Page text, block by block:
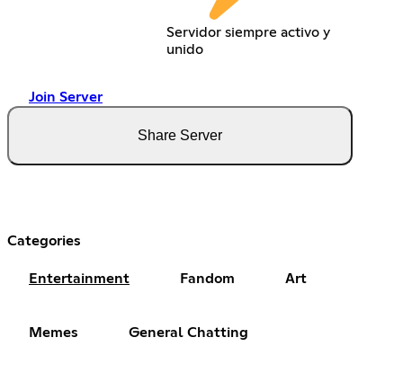
Servidor siempre activo y
unido
Join Server
Share Server
Categories
Entertainment Fandom Art
Memes General Chatting